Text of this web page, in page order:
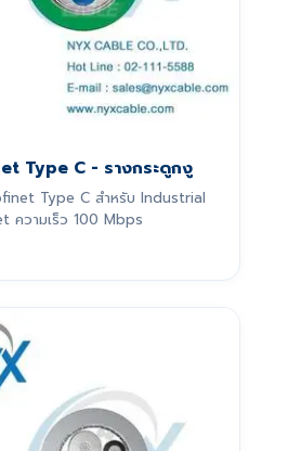
Type C - รางกระดูกงู
Type C สำหรับ Industrial
ความเร็ว 100 Mbps